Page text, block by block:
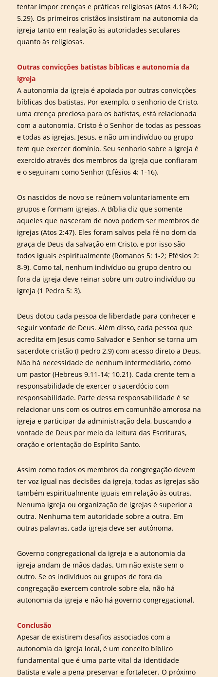
tentar impor crenças e práticas religiosas (Atos 4.18-20;
5.29). Os primeiros cristãos insistiram na autonomia da
igreja tanto em realação às autoridades seculares
quanto às religiosas.
Outras convicções batistas bíblicas e autonomia da
igreja
A autonomia da igreja é apoiada por outras convicções
bíblicas dos batistas. Por exemplo, o senhorio de Cristo,
uma crença preciosa para os batistas, está relacionada
com a autonomia. Cristo é o Senhor de todas as pessoas
e todas as igrejas. Jesus, e não um indivíduo ou grupo
tem que exercer domínio. Seu senhorio sobre a Igreja é
exercido através dos membros da igreja que confiaram
e o seguiram como Senhor (Efésios 4: 1-16).
Os nascidos de novo se reúnem voluntariamente em
grupos e formam igrejas. A Bíblia diz que somente
aqueles que nasceram de novo podem ser membros de
igrejas (Atos 2:47). Eles foram salvos pela fé no dom da
graça de Deus da salvação em Cristo, e por isso são
todos iguais espiritualmente (Romanos 5: 1-2; Efésios 2:
8-9). Como tal, nenhum indivíduo ou grupo dentro ou
fora da igreja deve reinar sobre um outro indivíduo ou
igreja (1 Pedro 5: 3).
Deus dotou cada pessoa de liberdade para conhecer e
seguir vontade de Deus. Além disso, cada pessoa que
acredita em Jesus como Salvador e Senhor se torna um
sacerdote cristão (I pedro 2.9) com acesso direto a Deus.
Não há necessidade de nenhum intermediário, como
um pastor (Hebreus 9.11-14; 10.21). Cada crente tem a
responsabilidade de exercer o sacerdócio com
responsabilidade. Parte dessa responsabilidade é se
relacionar uns com os outros em comunhão amorosa na
igreja e participar da administração dela, buscando a
vontade de Deus por meio da leitura das Escrituras,
oração e orientação do Espírito Santo.
Assim como todos os membros da congregação devem
ter voz igual nas decisões da igreja, todas as igrejas são
também espiritualmente iguais em relação às outras.
Nenuma igreja ou organização de igrejas é superior a
outra. Nenhuma tem autoridade sobre a outra. Em
outras palavras, cada igreja deve ser autônoma.
Governo congregacional da igreja e a autonomia da
igreja andam de mãos dadas. Um não existe sem o
outro. Se os indivíduos ou grupos de fora da
congregação exercem controle sobre ela, não há
autonomia da igreja e não há governo congregacional.
Conclusão
Apesar de existirem desafios associados com a
autonomia da igreja local, é um conceito bíblico
fundamental que é uma parte vital da identidade
Batista e vale a pena preservar e fortalecer. O próximo